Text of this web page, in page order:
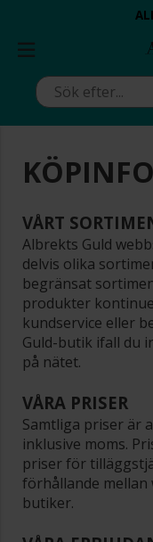
VÅRT
Albrekts Guld
delvis olika
begränsat
produkter
kundservice eller
Guld-butik ifall du
på nätet.
VÅRA PRISER
Samtliga priser är
inklusive moms.
priser för
förhållande mellan
butiker.